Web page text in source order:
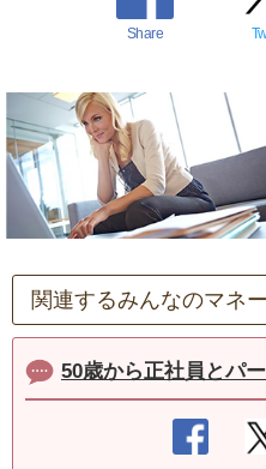
Share
関連するみんなのマネ
50歳から正社員とパ